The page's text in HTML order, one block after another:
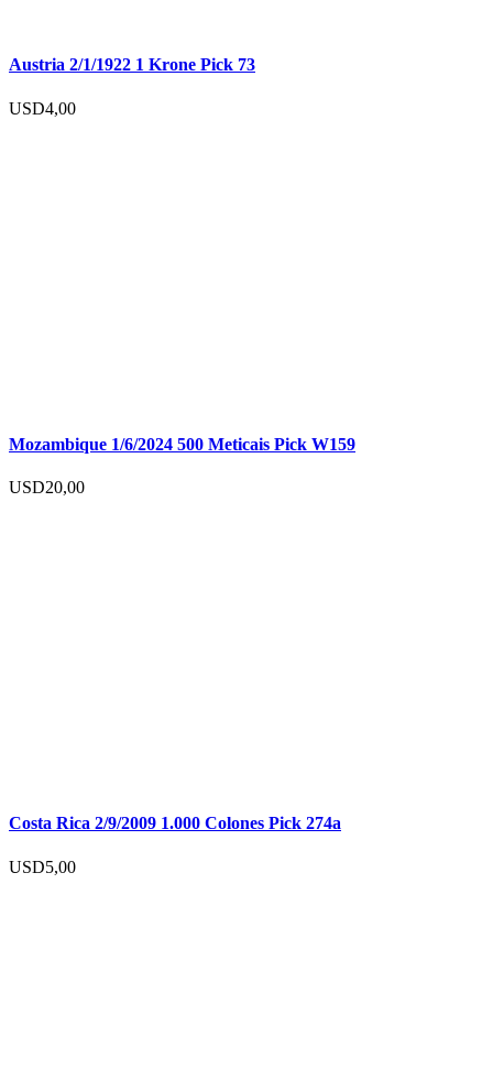
Austria 2/1/1922 1 Krone Pick 73
USD4,00
Mozambique 1/6/2024 500 Meticais Pick W159
USD20,00
Costa Rica 2/9/2009 1.000 Colones Pick 274a
USD5,00